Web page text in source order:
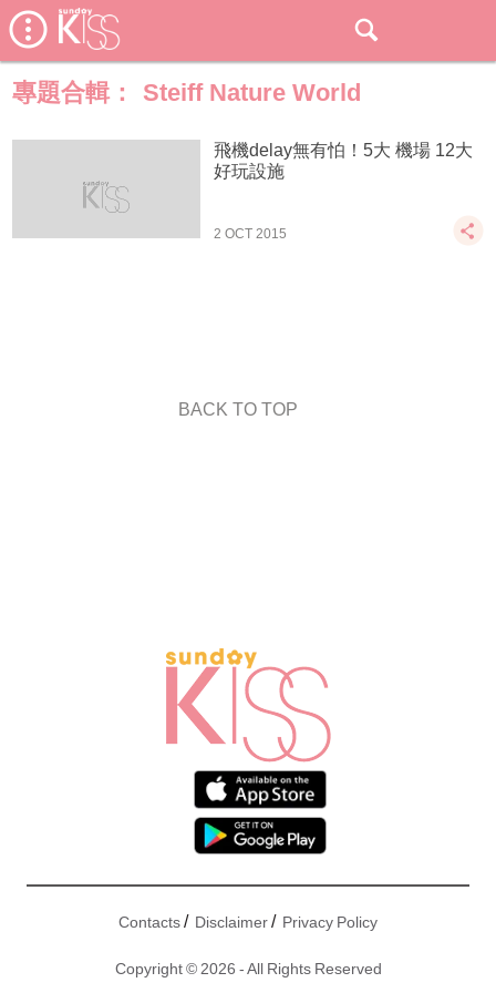
專題合輯： Steiff Nature World
飛機delay無有怕！5大 機場 12大
好玩設施
2 OCT 2015
BACK TO TOP
Contacts/ Disclaimer/ Privacy Policy
Copyright © 2026 - All Rights Reserved